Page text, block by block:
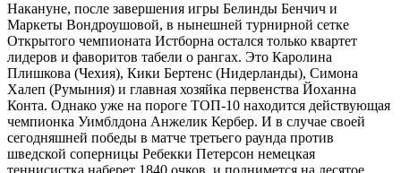
Накануне, после завершения игры Белинды Бенчич и
Маркеты Вондроушовой, в нынешней турнирной сетке
Открытого чемпионата Истборна остался только квартет
лидеров и фаворитов табели о рангах. Это Каролина
Плишкова (Чехия), Кики Бертенс (Нидерланды), Симона
Халеп (Румыния) и главная хозяйка первенства Йоханна
Конта. Однако уже на пороге ТОП-10 находится действующая
чемпионка Уимблдона Анжелик Кербер. И в случае своей
сегодняшней победы в матче третьего раунда против
шведской соперницы Ребекки Петерсон немецкая